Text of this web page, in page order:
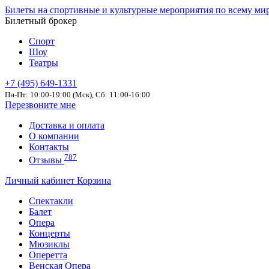
Билеты на спортивные и культурные мероприятия по всему
Билетный брокер
Спорт
Шоу
Театры
+7 (495) 649-1331
Пн-Пт: 10:00-19:00 (Мск), Сб: 11:00-16:00
Перезвоните мне
Доставка и оплата
О компании
Контакты
Отзывы 787
Личный кабинет Корзина
Спектакли
Балет
Опера
Концерты
Мюзиклы
Оперетта
Венская Опера